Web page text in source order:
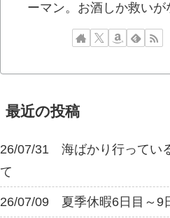
ーマン。お酒しか救いが
最近の投稿
26/07/31 海ばかり行ってい
て
26/07/09 夏季休暇6日目～9